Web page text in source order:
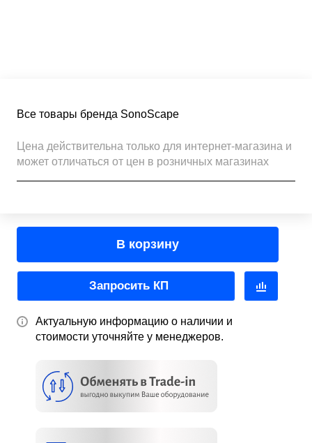
Все товары бренда SonoScape
Цена действительна только для интернет-магазина и
может отличаться от цен в розничных магазинах
В корзину
Запросить КП
Актуальную информацию о наличии и
стоимости уточняйте у менеджеров.